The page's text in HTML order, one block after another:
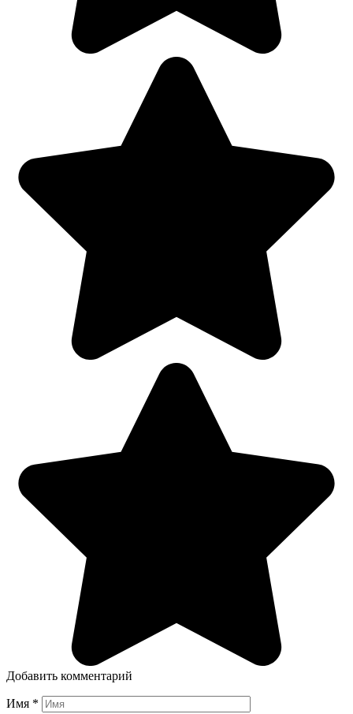
Добавить комментарий
Имя *